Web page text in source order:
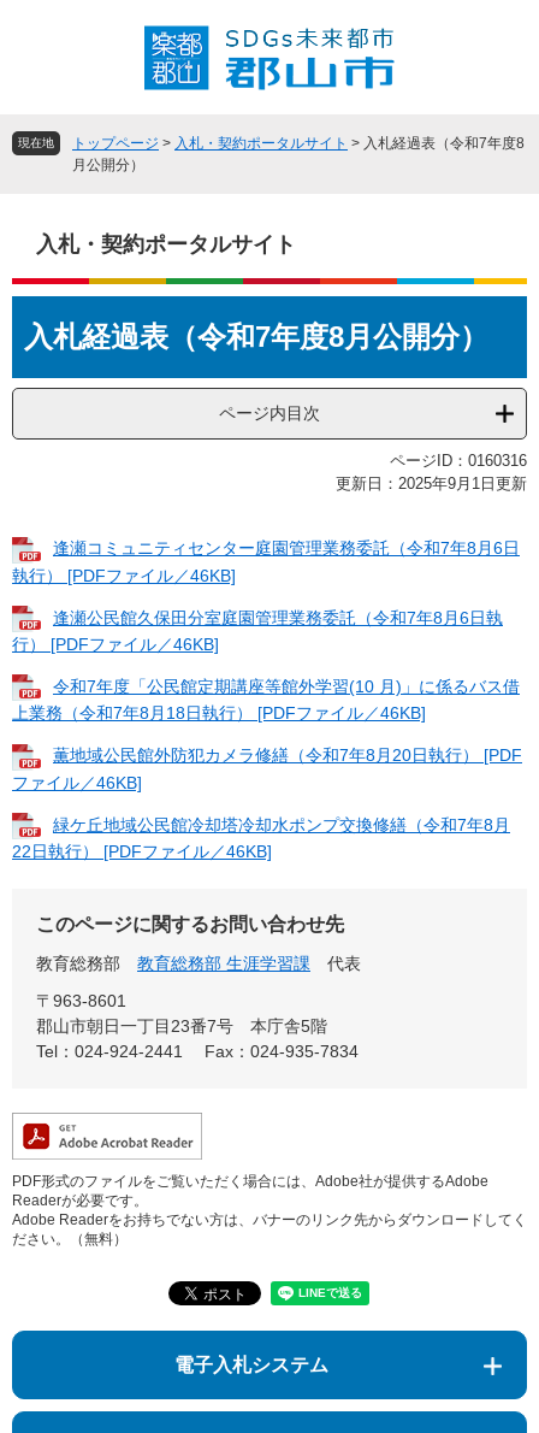
頭
飛
へ
現在地 トップページ > 入札・契約ポータルサイト > 入札経過表（令和7年度8
月公開分）
入札・契約ポータルサイト
入札経過表（令和7年度8月公開分）
ページ内目次
ページID：0160316
更新日：2025年9月1日更新
逢瀬コミュニティセンター庭園管理業務委託（令和7年8月6日
執行） [PDFファイル／46KB]
逢瀬公民館久保田分室庭園管理業務委託（令和7年8月6日執
行） [PDFファイル／46KB]
令和7年度「公民館定期講座等館外学習(10 月)」に係るバス借
上業務（令和7年8月18日執行） [PDFファイル／46KB]
薫地域公民館外防犯カメラ修繕（令和7年8月20日執行） [PDF
ファイル／46KB]
緑ケ丘地域公民館冷却塔冷却水ポンプ交換修繕（令和7年8月
22日執行） [PDFファイル／46KB]
このページに関するお問い合わせ先
教育総務部 教育総務部 生涯学習課
代表
〒963-8601
郡山市朝日一丁目23番7号 本庁舎5階
Tel：024-924-2441
Fax：024-935-7834
PDF形式のファイルをご覧いただく場合には、Adobe社が提供するAdobe
Readerが必要です。
Adobe Readerをお持ちでない方は、バナーのリンク先からダウンロードしてく
ださい。（無料）
電子入札システム